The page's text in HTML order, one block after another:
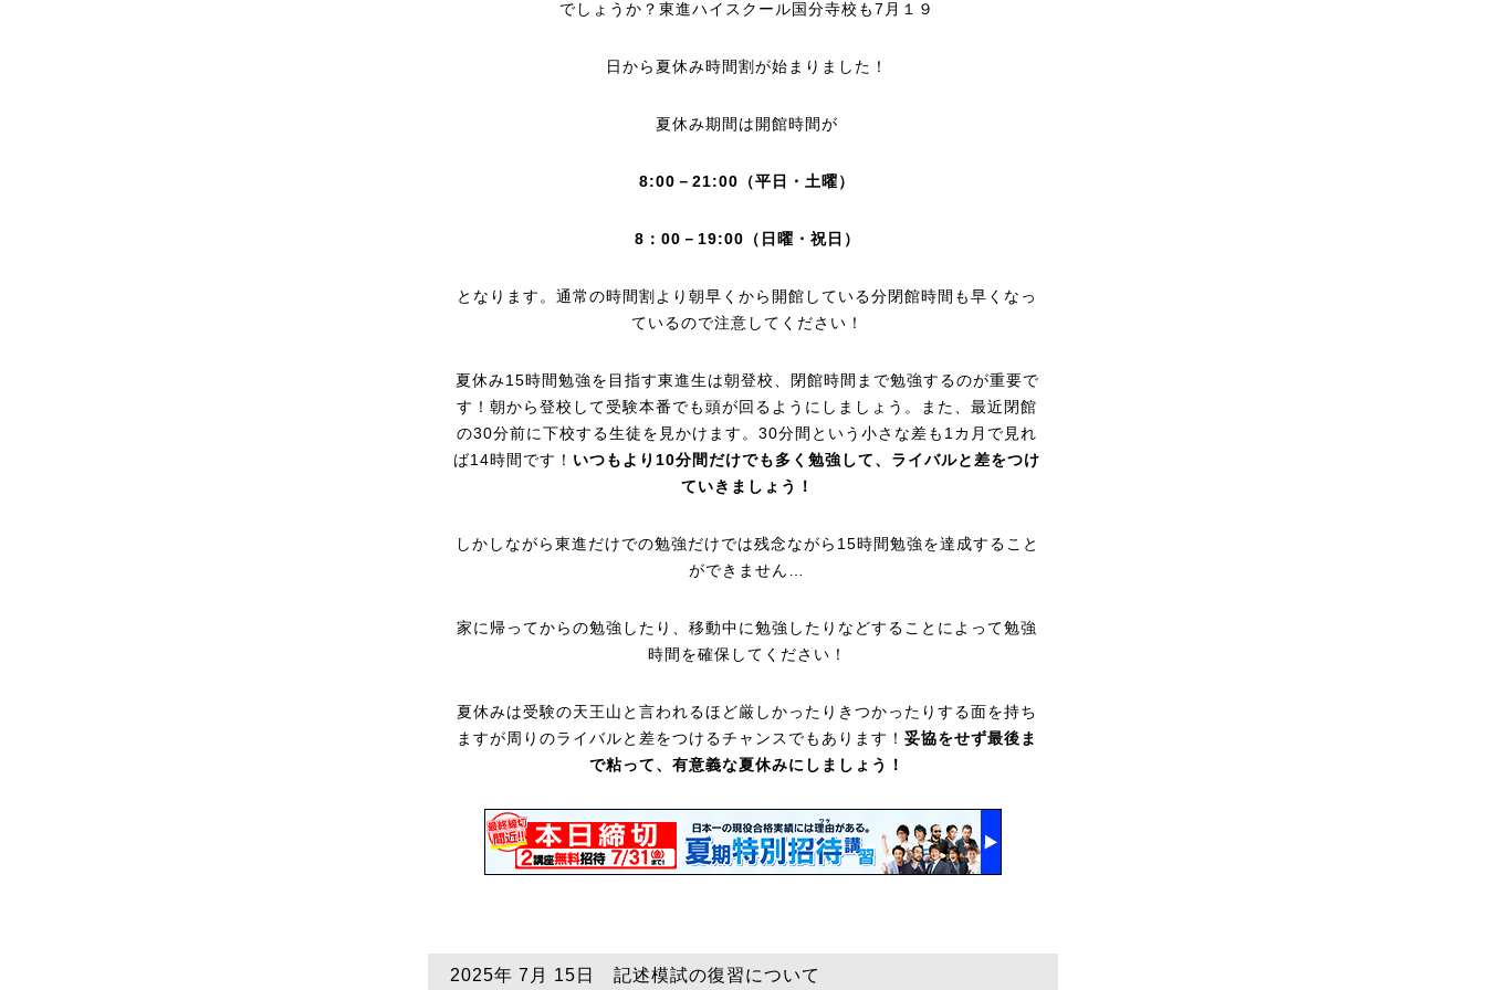
でしょうか？東進ハイスクール国分寺校も7月１９
日から夏休み時間割が始まりました！
夏休み期間は開館時間が
8:00－21:00（平日・土曜）
8：00－19:00（日曜・祝日）
となります。通常の時間割より朝早くから開館している分閉館時間も早くなっ
ているので注意してください！
夏休み15時間勉強を目指す東進生は朝登校、閉館時間まで勉強するのが重要で
す！朝から登校して受験本番でも頭が回るようにしましょう。また、最近閉館
の30分前に下校する生徒を見かけます。30分間という小さな差も1カ月で見れ
ば14時間です！ いつもより10分間だけでも多く勉強して、ライバルと差をつけ
ていきましょう！
しかしながら東進だけでの勉強だけでは残念ながら15時間勉強を達成すること
ができません…
家に帰ってからの勉強したり、移動中に勉強したりなどすることによって勉強
時間を確保してください！
夏休みは受験の天王山と言われるほど厳しかったりきつかったりする面を持ち
ますが周りのライバルと差をつけるチャンスでもあります！ 妥協をせず最後ま
で粘って、有意義な夏休みにしましょう！
2025年 7月 15日 記述模試の復習について